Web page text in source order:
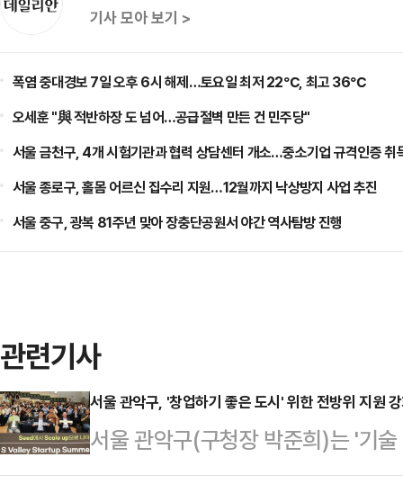
기사 모아 보기 >
폭염 중대경보 7일 오후 6시 해제…토요일 최저 22℃, 최고 36℃
오세훈 "與 적반하장 도 넘어…공급절벽 만든 건 민주당"
서울 금천구, 4개 시험기관과 협력 상담센터 개소…중소기업 규격인증 취
서울 종로구, 홀몸 어르신 집수리 지원…12월까지 낙상방지 사업 추진
서울 중구, 광복 81주년 맞아 장충단공원서 야간 역사탐방 진행
관련기사
서울 관악구, '창업하기 좋은 도시' 위한 전방위 지원
서울 관악구(구청장 박준희)는 '기
지원 플랫폼을 본격 가동중이라고